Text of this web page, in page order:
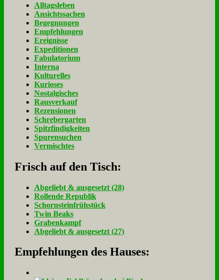
Alltagsleben
Ansichtssachen
Begegnungen
Empfehlungen
Ereignisse
Expeditionen
Fabulatorium
Interna
Kulturelles
Kurioses
Nostalgisches
Rausverkauf
Rezensionen
Schrebergarten
Spitzfindigkeiten
Spurensuchen
Vermischtes
Frisch auf den Tisch:
Ab­ge­liebt & aus­ge­setzt (28)
Rol­len­de Re­pu­blik
Schorn­stein­früh­stück
Twin Beaks
Gra­ben­kampf
Ab­ge­liebt & aus­ge­setzt (27)
Empfehlungen des Hauses: